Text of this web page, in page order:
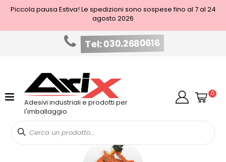
Piccola pausa Estiva! Le spedizioni sono sospese fino al 7 al 24
agosto 2026
Tel: 030.2680616
contenuto
Adesivi industriali e prodotti per
l'imballaggio
Cerca Cart
0